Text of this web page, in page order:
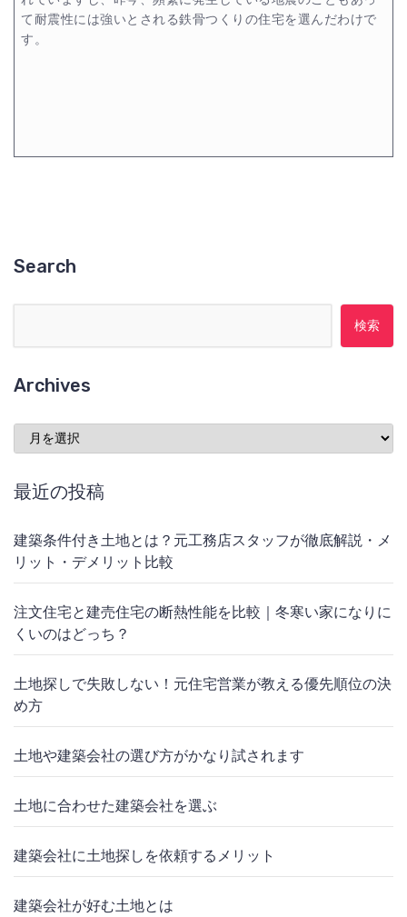
て耐震性には強いとされる鉄骨つくりの住宅を選んだわけで
す。
Search
Archives
Archives
最近の投稿
建築条件付き土地とは？元工務店スタッフが徹底解説・メ
リット・デメリット比較
注文住宅と建売住宅の断熱性能を比較｜冬寒い家になりに
くいのはどっち？
土地探しで失敗しない！元住宅営業が教える優先順位の決
め方
土地や建築会社の選び方がかなり試されます
土地に合わせた建築会社を選ぶ
建築会社に土地探しを依頼するメリット
建築会社が好む土地とは